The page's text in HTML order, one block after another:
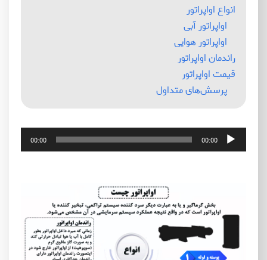
انواع اواپراتور
اواپراتور آبی
اواپراتور هوایی
راندمان اواپراتور
قیمت اواپراتور
پرسش‌های متداول
پخش‌کننده
صوت
00:00
00:00